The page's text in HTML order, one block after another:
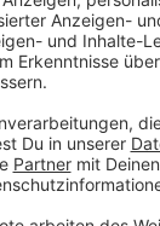
aus über 1.000
Anzeige
Gratiskonzerte
Anzeige